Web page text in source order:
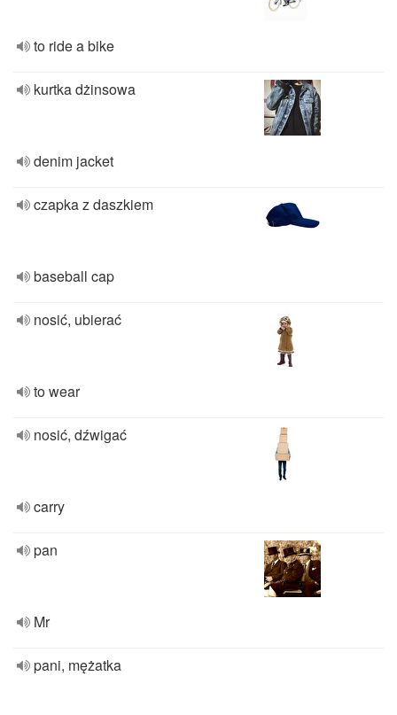
to ride a bike
kurtka dżinsowa
denim jacket
czapka z daszkiem
baseball cap
nosić, ubierać
to wear
nosić, dźwigać
carry
pan
Mr
pani, mężatka